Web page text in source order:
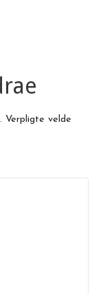
Verpligte velde